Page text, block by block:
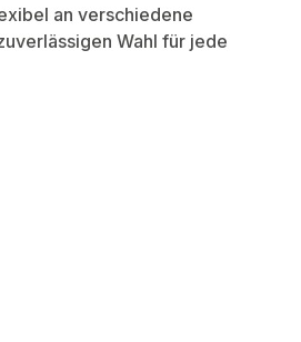
an verschiedene
Wahl für jede